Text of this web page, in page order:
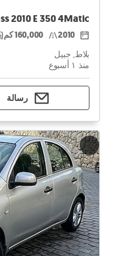
2010 E 350 4Matic
2010 160,000 كم
بلاط, جبيل
منذ ١ أسبوع
رسالة